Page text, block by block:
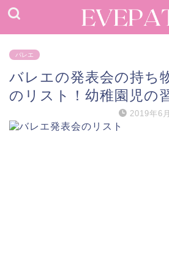
バレエ
バレエの発表会の持ち
のリスト！幼稚園児の
2019年6